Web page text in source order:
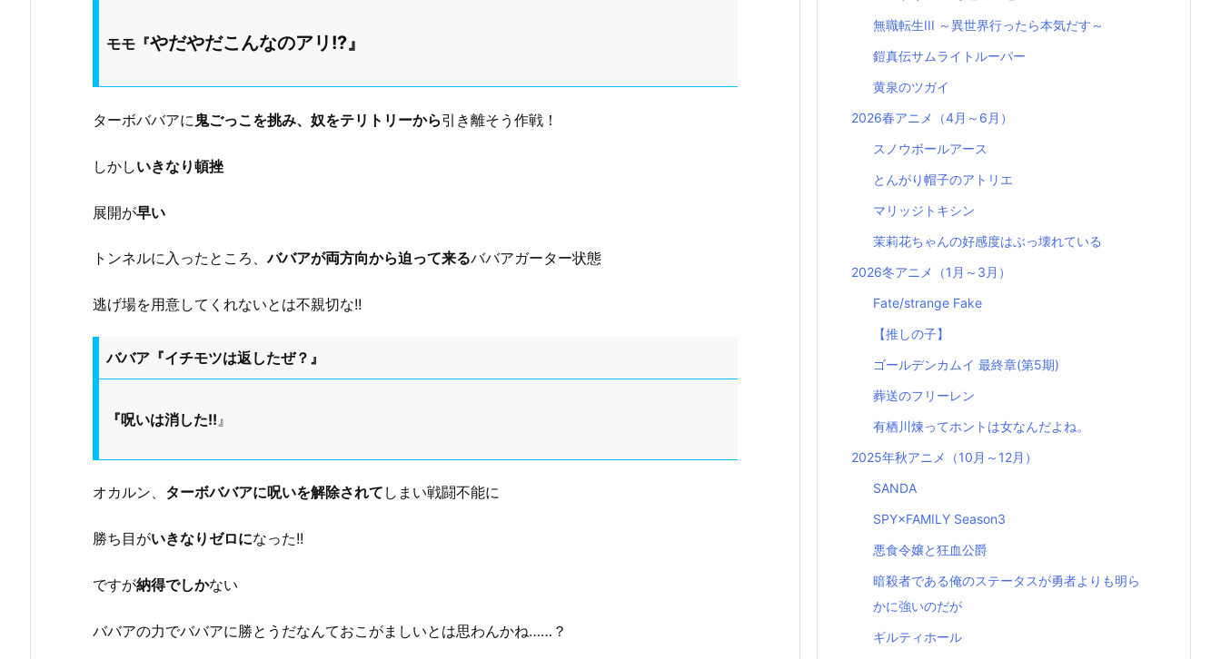
モモ『やだやだこんなのアリ!?』
ターボババアに 鬼ごっこを挑み、奴をテリトリーから引き離そう作戦！
しかしいきなり頓挫
展開が早い
トンネルに入ったところ、ババアが両方向から迫って来るババアガーター状態
逃げ場を用意してくれないとは不親切な!!
ババア『イチモツは返したぜ？』
『呪いは消した!! 』
オカルン、 ターボババアに呪いを解除されて しまい戦闘不能に
勝ち目がいきなりゼロになった!!
ですが納得でしかない
ババアの力でババアに勝とうだなんておこがましいとは思わんかね……？
無職転生III ～異世界行ったら本気だす～
鎧真伝サムライトルーパー
黄泉のツガイ
2026春アニメ（4月～6月）
スノウボールアース
とんがり帽子のアトリエ
マリッジトキシン
茉莉花ちゃんの好感度はぶっ壊れている
2026冬アニメ（1月～3月）
Fate/strange Fake
【推しの子】
ゴールデンカムイ 最終章(第5期)
葬送のフリーレン
有栖川煉ってホントは女なんだよね。
2025年秋アニメ（10月～12月）
SANDA
SPY×FAMILY Season3
悪食令嬢と狂血公爵
暗殺者である俺のステータスが勇者よりも明ら
かに強いのだが
ギルティホール